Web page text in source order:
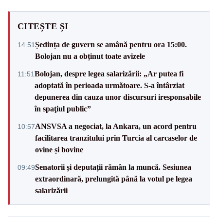
CITEȘTE ȘI
14:51Ședința de guvern se amână pentru ora 15:00.
Bolojan nu a obținut toate avizele
11:51Bolojan, despre legea salarizării: „Ar putea fi
adoptată în perioada următoare. S-a întârziat
depunerea din cauza unor discursuri iresponsabile
în spaţiul public”
10:57ANSVSA a negociat, la Ankara, un acord pentru
facilitarea tranzitului prin Turcia al carcaselor de
ovine și bovine
09:49Senatorii și deputații rămân la muncă. Sesiunea
extraordinară, prelungită până la votul pe legea
salarizării